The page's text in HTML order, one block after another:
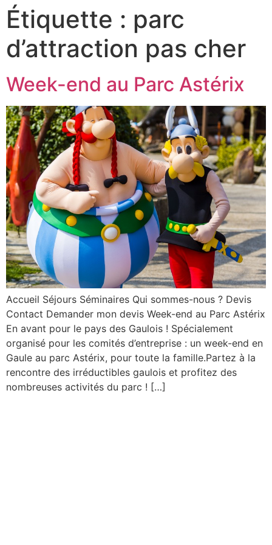
Étiquette : parc
d’attraction pas cher
Week-end au Parc Astérix
Accueil Séjours Séminaires Qui sommes-nous ? Devis
Contact Demander mon devis Week-end au Parc Astérix
En avant pour le pays des Gaulois ! Spécialement
organisé pour les comités d’entreprise : un week-end en
Gaule au parc Astérix, pour toute la famille.Partez à la
rencontre des irréductibles gaulois et profitez des
nombreuses activités du parc ! […]